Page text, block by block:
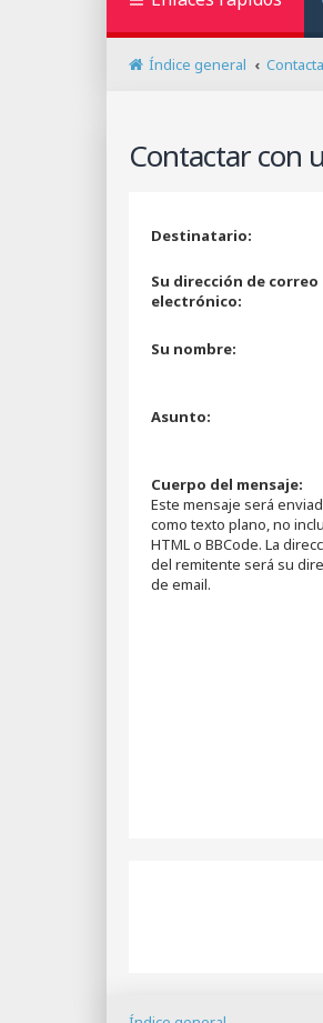
Índice general
Contactar con
Destinatario:
Su dirección de correo
electrónico:
Su nombre:
Asunto:
Cuerpo del mensaje:
Este mensaje será
como texto plano, no
HTML o BBCode. La
del remitente será su
de email.